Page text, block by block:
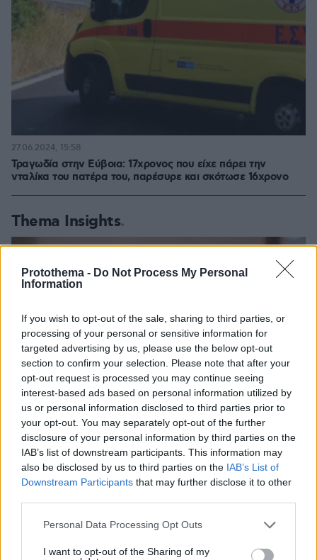
Protothema - Do Not Process My Personal
Information
If you wish to opt-out of the sale, sharing to third parties, or
processing of your personal or sensitive information for
targeted advertising by us, please use the below opt-out
section to confirm your selection. Please note that after your
opt-out request is processed you may continue seeing
interest-based ads based on personal information utilized by
us or personal information disclosed to third parties prior to
your opt-out. You may separately opt-out of the further
disclosure of your personal information by third parties on the
IAB’s list of downstream participants. This information may
also be disclosed by us to third parties on the IAB’s List of
Downstream Participants that may further disclose it to other
Please note that this website/app uses one or more Google
not limited to your visit or usage behaviour. You may click to
Personal Data Processing Opt Outs
I want to opt-out of the Sharing of my
Τραγωδία στην Εύβοια: 17χρονος που είχε πάρει την
νταλίκα του πατέρα του, παρέσυρε και σκότωσε 16χρονο
27.06.2024, 15:58
Thema Insights